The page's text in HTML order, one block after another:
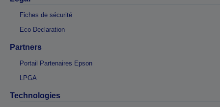
Fiches de sécurité
Eco Declaration
Partners
Portail Partenaires Epson
LPGA
Technologies